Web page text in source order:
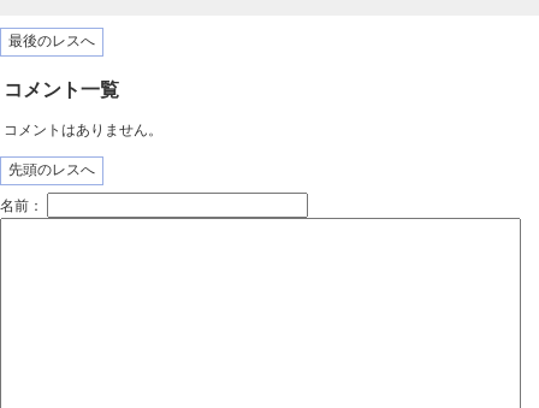
最後のレスへ
コメント一覧
コメントはありません。
先頭のレスへ
名前：